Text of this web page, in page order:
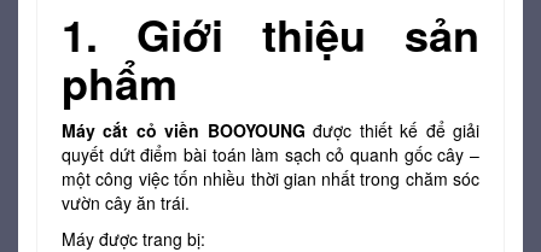
1. Giới thiệu sản
phẩm
Máy cắt cỏ viền BOOYOUNG được thiết kế để giải
quyết dứt điểm bài toán làm sạch cỏ quanh gốc cây –
một công việc tốn nhiều thời gian nhất trong chăm sóc
vườn cây ăn trái.
Máy được trang bị: